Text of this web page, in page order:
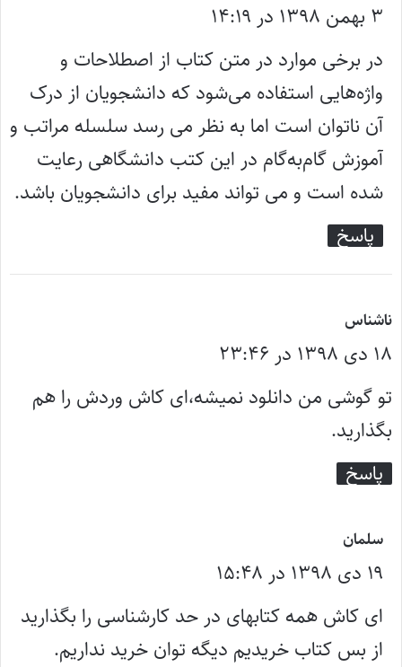
ف
۳ بهمن ۱۳۹۸ در ۱۴:۱۹
در برخی موارد در متن کتاب از اصطلاحات و
واژه‌هایی استفاده می‌شود که دانشجویان از درک
آن ناتوان است اما به نظر می رسد سلسله مراتب و
آموزش گام‌به‌گام در این کتب دانشگاهی رعایت
شده است و می تواند مفید برای دانشجویان باشد.
پاسخ
ناشناس
ف
ت
:
۱۸ دی ۱۳۹۸ در ۲۳:۴۶
تو گوشی من دانلود نمیشه،ای کاش وردش را هم
بگذارید.
پاسخ
سلمان
ف
ت
:
۱۹ دی ۱۳۹۸ در ۱۵:۴۸
ای کاش همه کتابهای در حد کارشناسی را بگذارید
از بس کتاب خریدیم دیگه توان خرید نداریم.